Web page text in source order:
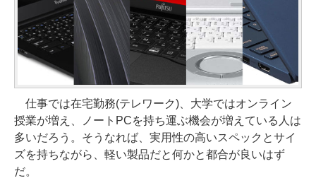
仕事では在宅勤務(テレワーク)、大学ではオンライン
授業が増え、ノートPCを持ち運ぶ機会が増えている人は
多いだろう。そうなれば、実用性の高いスペックとサイ
ズを持ちながら、軽い製品だと何かと都合が良いはず
だ。